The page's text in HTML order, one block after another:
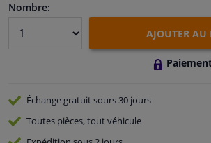
Promotions et réductions
Nombre:
AJOUTER AU
Échange gratuitsours 30 jours
Toutes pièces, tout véhicule